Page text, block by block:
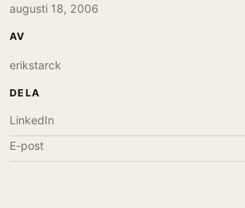
augusti 18, 2006
AV
erikstarck
DELA
LinkedIn
E-post